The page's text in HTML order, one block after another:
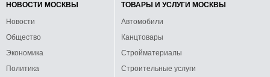
НОВОСТИ МОСКВЫ
Новости
Общество
Экономика
Политика
ТОВАРЫ И УСЛУГИ МОСКВЫ
Автомобили
Канцтовары
Стройматериалы
Строительные услуги